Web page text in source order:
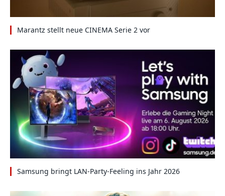
Marantz stellt neue CINEMA Serie 2 vor
Samsung bringt LAN-Party-Feeling ins Jahr 2026